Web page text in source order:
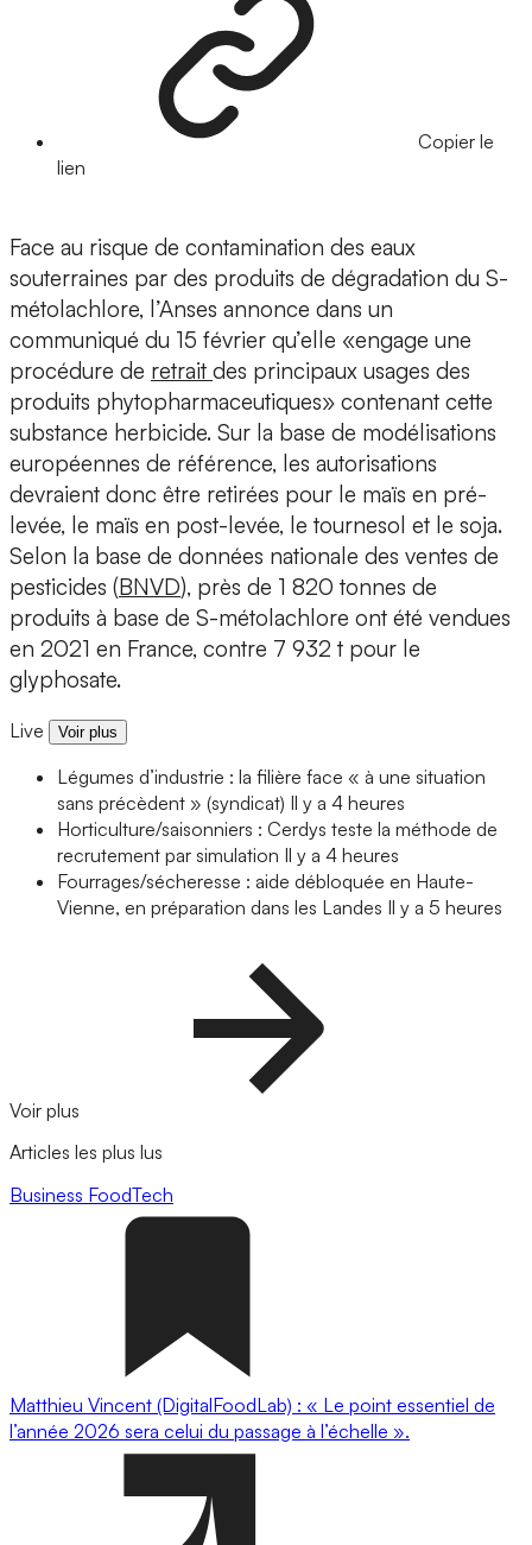
Copier le
lien
Face au risque de contamination des eaux
souterraines par des produits de dégradation du S-
métolachlore, l’Anses annonce dans un
communiqué du 15 février qu’elle «engage une
procédure de retrait des principaux usages des
produits phytopharmaceutiques» contenant cette
substance herbicide. Sur la base de modélisations
européennes de référence, les autorisations
devraient donc être retirées pour le maïs en pré-
levée, le maïs en post-levée, le tournesol et le soja.
Selon la base de données nationale des ventes de
pesticides (BNVD), près de 1 820 tonnes de
produits à base de S-métolachlore ont été vendues
en 2021 en France, contre 7 932 t pour le
glyphosate.
Live Voir plus
Légumes d’industrie : la filière face « à une situation
sans précèdent » (syndicat) Il y a 4 heures
Horticulture/saisonniers : Cerdys teste la méthode de
recrutement par simulation Il y a 4 heures
Fourrages/sécheresse : aide débloquée en Haute-
Vienne, en préparation dans les Landes Il y a 5 heures
Voir plus
Articles les plus lus
Business FoodTech
Matthieu Vincent (DigitalFoodLab) : « Le point essentiel de
l’année 2026 sera celui du passage à l’échelle ».